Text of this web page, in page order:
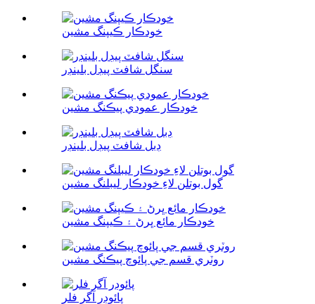
خودڪار ڪيپنگ مشين
سنگل شافٽ پيڊل بلينڊر
خودڪار عمودي پيڪنگ مشين
ڊبل شافٽ پيڊل بلينڊر
گول بوتلن لاءِ خودڪار ليبلنگ مشين
خودڪار مائع ڀرڻ ۽ ڪيپنگ مشين
روٽري قسم جي پائوچ پيڪنگ مشين
پائوڊر آگر فلر